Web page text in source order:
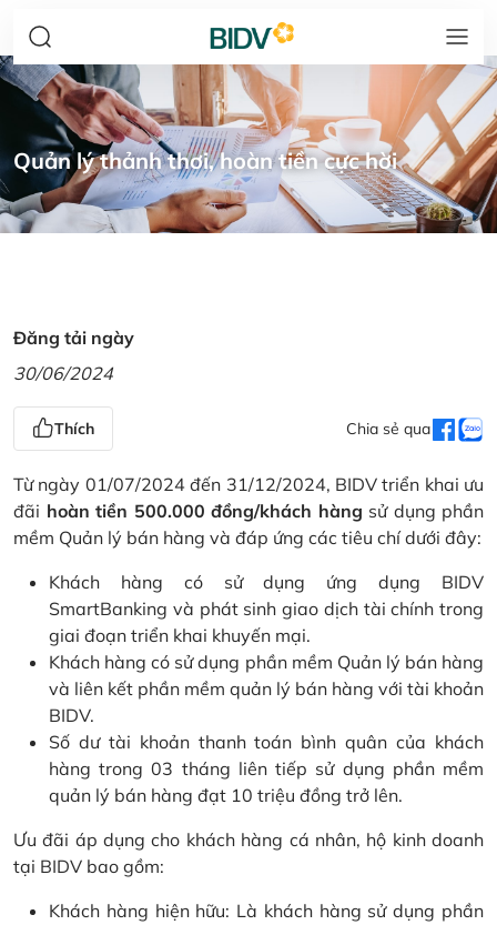
Quản lý thảnh thơi, hoàn tiền cực hời
Đăng tải ngày
30/06/2024
Thích Chia sẻ qua
Từ ngày 01/07/2024 đến 31/12/2024, BIDV triển khai ưu
đãi hoàn tiền 500.000 đồng/khách hàng sử dụng phần
mềm Quản lý bán hàng và đáp ứng các tiêu chí dưới đây:
Khách hàng có sử dụng ứng dụng BIDV
SmartBanking và phát sinh giao dịch tài chính trong
giai đoạn triển khai khuyến mại.
Khách hàng có sử dụng phần mềm Quản lý bán hàng
và liên kết phần mềm quản lý bán hàng với tài khoản
BIDV.
Số dư tài khoản thanh toán bình quân của khách
hàng trong 03 tháng liên tiếp sử dụng phần mềm
quản lý bán hàng đạt 10 triệu đồng trở lên.
Ưu đãi áp dụng cho khách hàng cá nhân, hộ kinh doanh
tại BIDV bao gồm:
Khách hàng hiện hữu: Là khách hàng sử dụng phần